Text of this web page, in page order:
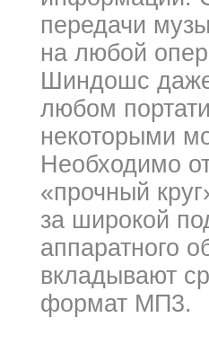
передачи
на любой
Шиндошс даже
любом
некоторыми
Необходимо
«прочный
за широкой
аппаратного
вкладывают
формат МП3.